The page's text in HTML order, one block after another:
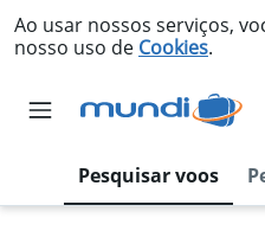
Ao usar nossos serviços,
nosso uso de Cookies.
Pesquisar voos